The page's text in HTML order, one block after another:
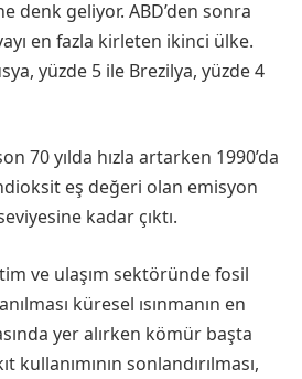
denk geliyor. ABD’den sonra
en fazla kirleten ikinci ülke.
yüzde 5 ile Brezilya, yüzde 4
70 yılda hızla artarken 1990’da
eş değeri olan emisyon
kadar çıktı.
ve ulaşım sektöründe fosil
küresel ısınmanın en
yer alırken kömür başta
kullanımının sonlandırılması,